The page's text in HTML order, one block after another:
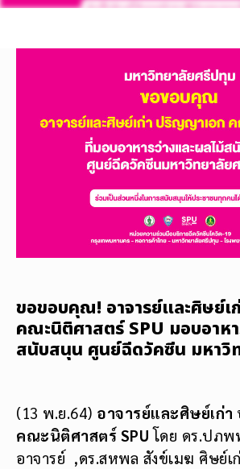
ขอขอบคุณ! อาจารย์และศิษย์
คณะนิติศาสตร์ SPU มอบอาห
สนับสนุน ศูนย์ฉีดวัคซีน มหาวิ
(13 พ.ย.64) อาจารย์และศิษย์เก่
คณะนิติศาสตร์ SPUโดย ดร.ปภพ
อาจารย์ ,ดร.สหพล สังข์เมฆ ศิษย์เ